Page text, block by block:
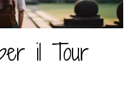
il Tour